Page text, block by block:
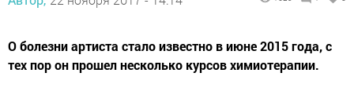
О болезни артиста стало известно в июне 2015 года, с
тех пор он прошел несколько курсов химиотерапии.